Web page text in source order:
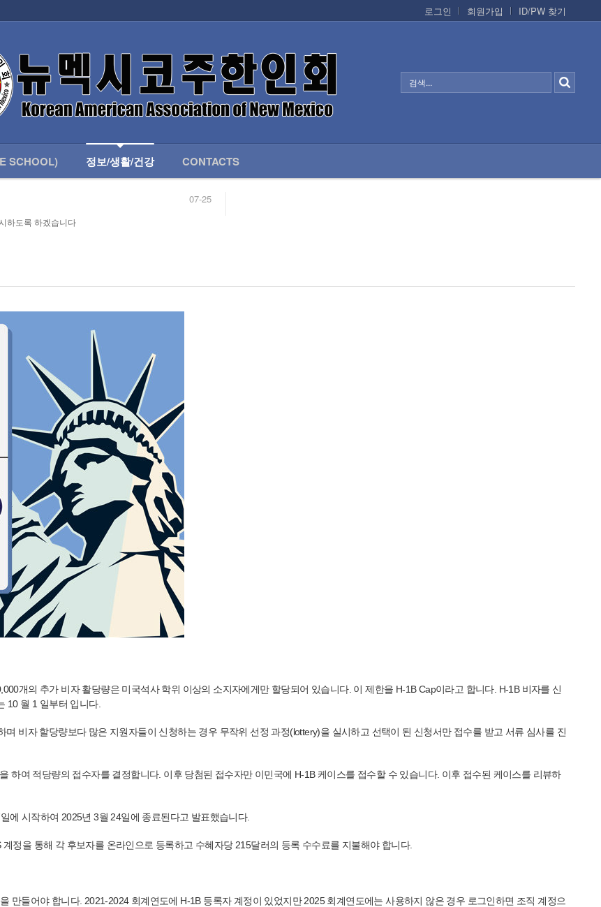
로그인
회원가입 ID/PW 찾기
SCHOOL) 정보/생활/건강 CONTACTS
04-04
하도록 하겠습니다
개의 추가 비자 활당량은 미국석사 학위 이상의 소지자에게만 할당되어 있습니다. 이 제한을 H-1B Cap이라고 합니다. H-1B 비자를 신
10 월 1 일부터 입니다.
비자 할당량보다 많은 지원자들이 신청하는 경우 무작위 선정 과정(lottery)을 실시하고 선택이 된 신청서만 접수를 받고 서류 심사를 진
하여 적당량의 접수자를 결정합니다. 이후 당첨된 접수자만 이민국에 H-1B 케이스를 접수할 수 있습니다. 이후 접수된 케이스를 리뷰하
에 시작하여 2025년 3월 24일에 종료된다고 발표했습니다.
정을 통해 각 후보자를 온라인으로 등록하고 수혜자당 215달러의 등록 수수료를 지불해야 합니다.
만들어야 합니다. 2021-2024 회계연도에 H-1B 등록자 계정이 있었지만 2025 회계연도에는 사용하지 않은 경우 로그인하면 조직 계정으